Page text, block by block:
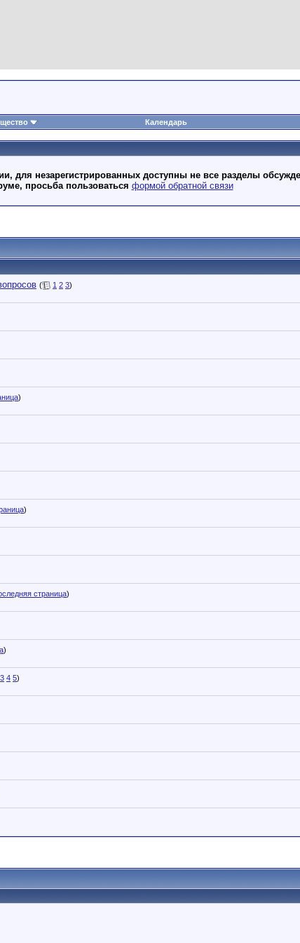
Календарь
для незарегистрированных доступны не все разделы
просьба пользоваться формой обратной связи
( 1 2 3)
)
)
страница)
)
3 4 5)